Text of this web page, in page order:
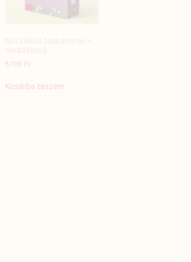
5.199 Ft
Kosárba teszem